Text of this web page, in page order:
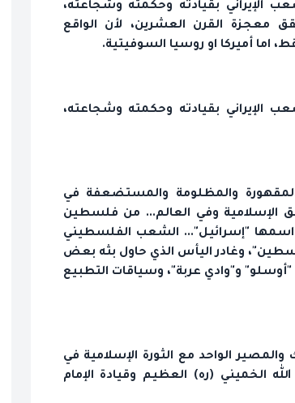
الإيراني بقيادته وحكمته وشجاعته،
معجزة القرن العشرين، لأن الواقع
أميركا او روسيا السوفيتية.
الإيراني بقيادته وحكمته وشجاعته،
المقهورة والمظلومة والمستضعفة في
الإسلامية وفي العالم... من فلسطين
أميركية اسمها "إسرائيل"... الشعب الفلسطيني
وغادر اليأس الذي حاول بثه بعض
"أوسلو" و"وادي عربة"، وسياقات التطبيع
الواحد مع الثورة الإسلامية في
الخميني (ره) العظيم وقيادة الإمام